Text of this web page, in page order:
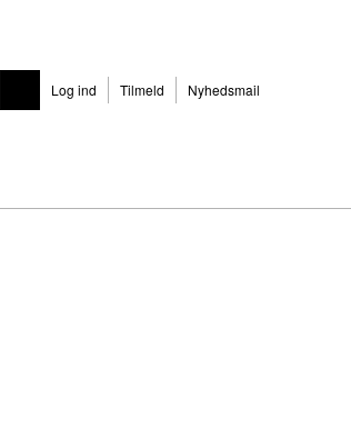
Log ind Tilmeld Nyhedsmail